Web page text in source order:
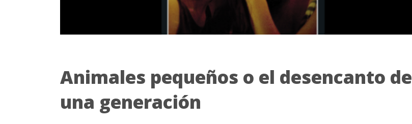
Animales pequeños o el desencanto de
una generación